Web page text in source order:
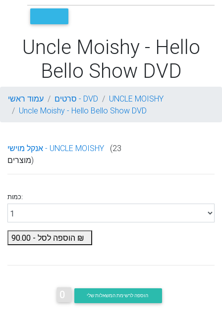
Uncle Moishy - Hello
Bello Show DVD
עמוד ראשי סרטים - DVD
UNCLE MOISHY
Uncle Moishy - Hello Bello Show DVD
אנקל מוישי - UNCLE MOISHY (23
מוצרים)
כמות:
הוספה לסל - 90.00
0